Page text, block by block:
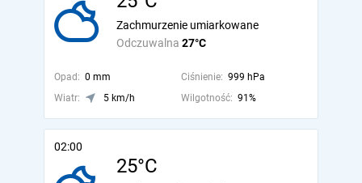
Odczuwalna 27°C
Zachmurzenie umiarkowane
Opad: 0 mm Ciśnienie: 999 hPa
Wiatr:
5 km/h Wilgotność: 91%
02:00
25°C